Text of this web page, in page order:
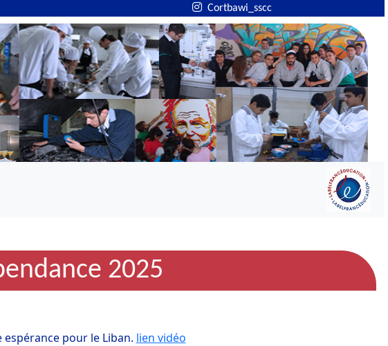
Cortbawi_sscc
2025
pour le Liban. lien vidéo